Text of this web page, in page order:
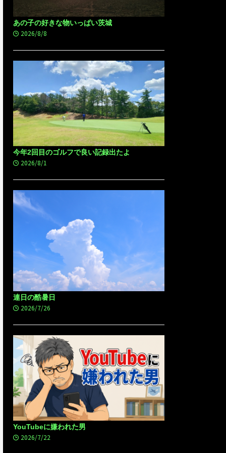
あの子の好きな物いっぱい茨城
2026/8/8
今年2回目のゴルフで良い記録出たよ
2026/8/1
連日の酷暑日
2026/7/26
YouTubeに嫌われた男
2026/7/22